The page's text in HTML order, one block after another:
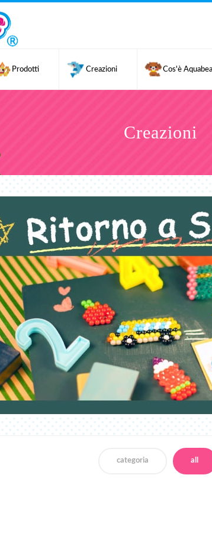
Prodotti Creazioni Cos'è
Creazioni
categoria all